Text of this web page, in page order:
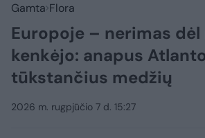
Gamta Flora
Europoje – nerimas dėl
kenkėjo: anapus
tūkstančius medžių
2026 m. rugpjūčio 7 d. 15:27